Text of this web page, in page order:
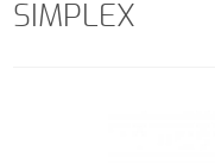
SIMPLEX